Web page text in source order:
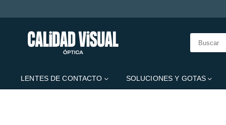
LENTES DE CONTACTO SOLUCIONES Y GOTAS